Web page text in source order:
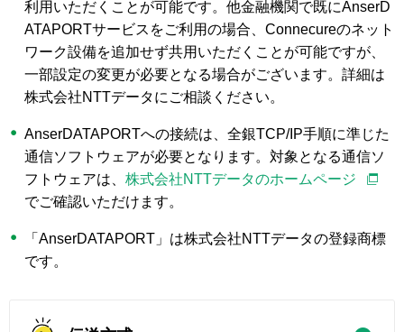
利用いただくことが可能です。他金融機関で既にAnserD
ATAPORTサービスをご利用の場合、Connecureのネット
ワーク設備を追加せず共用いただくことが可能ですが、
一部設定の変更が必要となる場合がございます。詳細は
株式会社NTTデータにご相談ください。
AnserDATAPORTへの接続は、全銀TCP/IP手順に準じた
通信ソフトウェアが必要となります。対象となる通信ソ
フトウェアは、 株式会社NTTデータのホームページ
でご確認いただけます。
「AnserDATAPORT」は株式会社NTTデータの登録商標
です。